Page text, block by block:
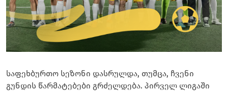
საფეხბურთო სეზონი დასრულდა, თუმცა, ჩვენი
გუნდის წარმატებები გრძელდება. პირველ ლიგაში